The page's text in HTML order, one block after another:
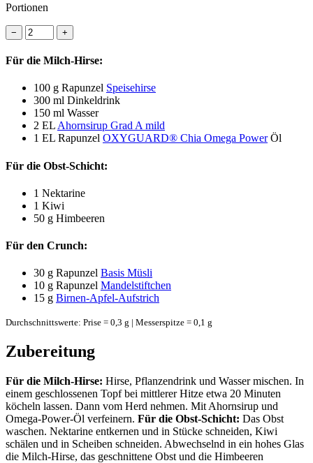
Portionen
− +
Für die Milch-Hirse:
100 g Rapunzel Speisehirse
300 ml Dinkeldrink
150 ml Wasser
2 EL Ahornsirup Grad A mild
1 EL Rapunzel OXYGUARD® Chia Omega PowerÖl
Für die Obst-Schicht:
1 Nektarine
1 Kiwi
50 g Himbeeren
Für den Crunch:
30 g Rapunzel Basis Müsli
10 g Rapunzel Mandelstiftchen
15 g Birnen-Apfel-Aufstrich
Durchschnittswerte: Prise = 0,3 g | Messerspitze = 0,1 g
Zubereitung
Für die Milch-Hirse: Hirse, Pflanzendrink und Wasser mischen. In
einem geschlossenen Topf bei mittlerer Hitze etwa 20 Minuten
köcheln lassen. Dann vom Herd nehmen. Mit Ahornsirup und
Omega-Power-Öl verfeinern. Für die Obst-Schicht: Das Obst
waschen. Nektarine entkernen und in Stücke schneiden, Kiwi
schälen und in Scheiben schneiden. Abwechselnd in ein hohes Glas
die Milch-Hirse, das geschnittene Obst und die Himbeeren